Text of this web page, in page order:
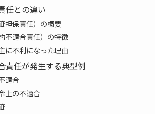
任との違い
担保責任）の概要
不適合責任）の特徴
に不利になった理由
責任が発生する典型例
適合
上の不適合